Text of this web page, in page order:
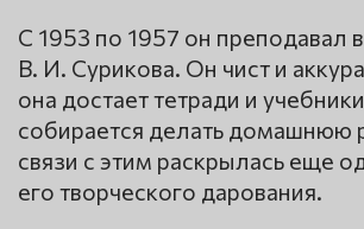
С 1953 по 1957 он
В. И. Сурикова. Он чист и
она достает тетради и
собирается делать домашнюю
связи с этим раскрылась еще
его творческого дарования.